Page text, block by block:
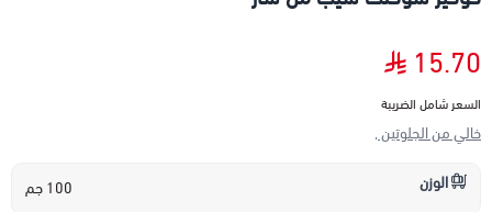
15.70
السعر شامل الضريبة
خالي من الجلوتين ,
الوزن 100 جم